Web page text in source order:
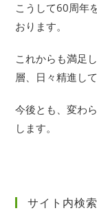
こうして60周年
おります。
これからも満足
層、日々精進し
今後とも、変わ
します。
サイト内検索